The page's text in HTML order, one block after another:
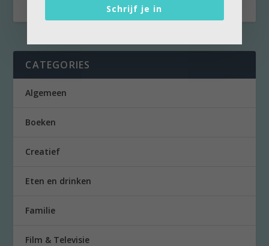
CATEGORIES
Algemeen
Boeken
Creatief
Eten en drinken
Familie
Film & Televisie
Schrijf je in